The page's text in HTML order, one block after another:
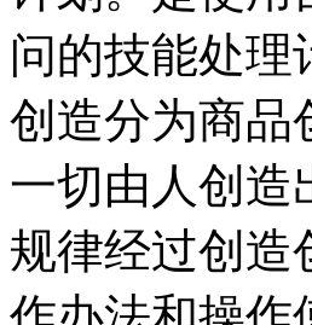
问的技能处理
创造分为商品
一切由人创造
规律经过创造